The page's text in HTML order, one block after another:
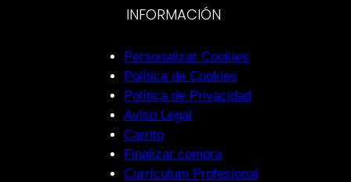
INFORMACIÓN
Personalizar Cookies
Política de Cookies
Política de Privacidad
Aviso Legal
Carrito
Finalizar compra
Currículum Profesional